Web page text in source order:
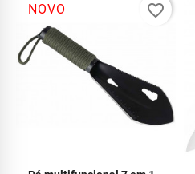
NOVO favorite_border